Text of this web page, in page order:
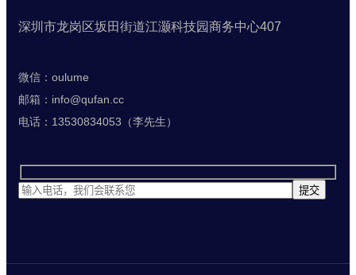
深圳市龙岗区坂田街道江灏科技园商务中心407
微信：oulume
邮箱：info@qufan.cc
电话：13530834053（李先生）